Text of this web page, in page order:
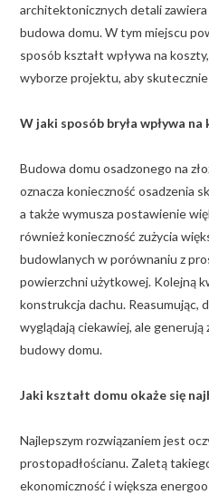
architektonicznych detali
budowa domu. W tym miejscu
sposób kształt wpływa na
wyborze projektu, aby
W jaki sposób bryła wpływa na
Budowa domu osadzonego na
oznacza konieczność osadzenia
a także wymusza postawienie
również konieczność zużycia
budowlanych w porównaniu z
powierzchni użytkowej. Kolejną
konstrukcja dachu. Reasumując,
wyglądają ciekawiej, ale
budowy domu.
Jaki kształt domu okaże się
Najlepszym rozwiązaniem jest
prostopadłościanu. Zaletą
ekonomiczność i większa